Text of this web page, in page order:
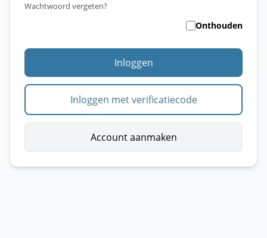
Wachtwoord vergeten?
Onthouden
Inloggen
Inloggen met verificatiecode
Account aanmaken